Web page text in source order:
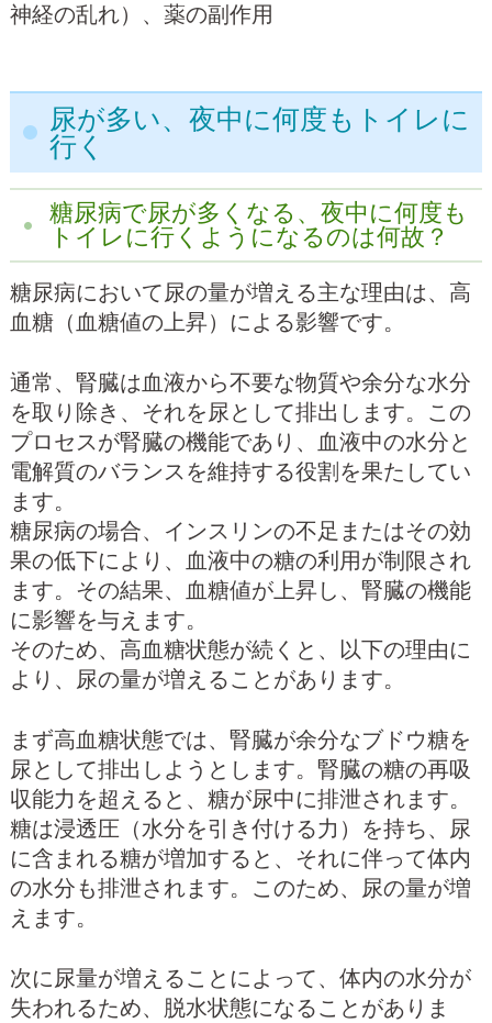
神経の乱れ）、薬の副作用
尿が多い、夜中に何度もトイレに
行く
糖尿病で尿が多くなる、夜中に何度も
トイレに行くようになるのは何故？
糖尿病において尿の量が増える主な理由は、高
血糖（血糖値の上昇）による影響です。
通常、腎臓は血液から不要な物質や余分な水分
を取り除き、それを尿として排出します。この
プロセスが腎臓の機能であり、血液中の水分と
電解質のバランスを維持する役割を果たしてい
ます。
糖尿病の場合、インスリンの不足またはその効
果の低下により、血液中の糖の利用が制限され
ます。その結果、血糖値が上昇し、腎臓の機能
に影響を与えます。
そのため、高血糖状態が続くと、以下の理由に
より、尿の量が増えることがあります。
まず高血糖状態では、腎臓が余分なブドウ糖を
尿として排出しようとします。腎臓の糖の再吸
収能力を超えると、糖が尿中に排泄されます。
糖は浸透圧（水分を引き付ける力）を持ち、尿
に含まれる糖が増加すると、それに伴って体内
の水分も排泄されます。このため、尿の量が増
えます。
次に尿量が増えることによって、体内の水分が
失われるため、脱水状態になることがありま